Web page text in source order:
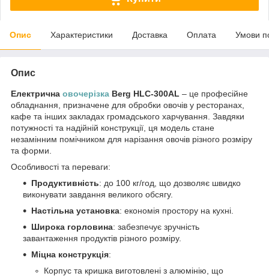
Опис Характеристики Доставка Оплата Умови
Опис
Електрична овочерізка Berg HLC-300AL – це професійне
обладнання, призначене для обробки овочів у ресторанах,
кафе та інших закладах громадського харчування. Завдяки
потужності та надійній конструкції, ця модель стане
незамінним помічником для нарізання овочів різного розміру
та форми.
Особливості та переваги:
Продуктивність: до 100 кг/год, що дозволяє швидко
виконувати завдання великого обсягу.
Настільна установка: економія простору на кухні.
Широка горловина: забезпечує зручність
завантаження продуктів різного розміру.
Міцна конструкція:
Корпус та кришка виготовлені з алюмінію, що